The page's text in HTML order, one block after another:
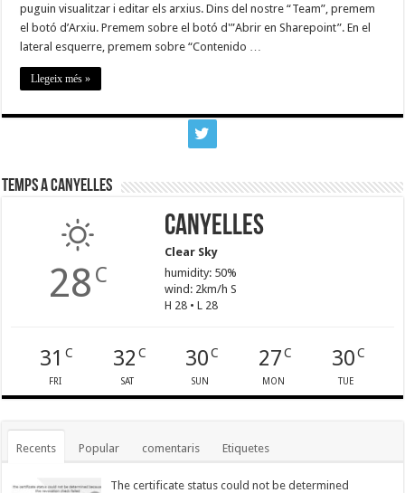
puguin visualitzar i editar els arxius. Dins del nostre “Team”, premem
el botó d’Arxiu. Premem sobre el botó d'”Abrir en Sharepoint”. En el
lateral esquerre, premem sobre “Contenido …
Llegeix més »
Temps a Canyelles
28 C
Canyelles
Clear Sky
humidity: 50%
wind: 2km/h S
H 28 • L 28
31 C
FRI
32 C
SAT
30 C
SUN
27C
MON
30C
TUE
Recents Popular comentaris Etiquetes
The certificate status could not be determined